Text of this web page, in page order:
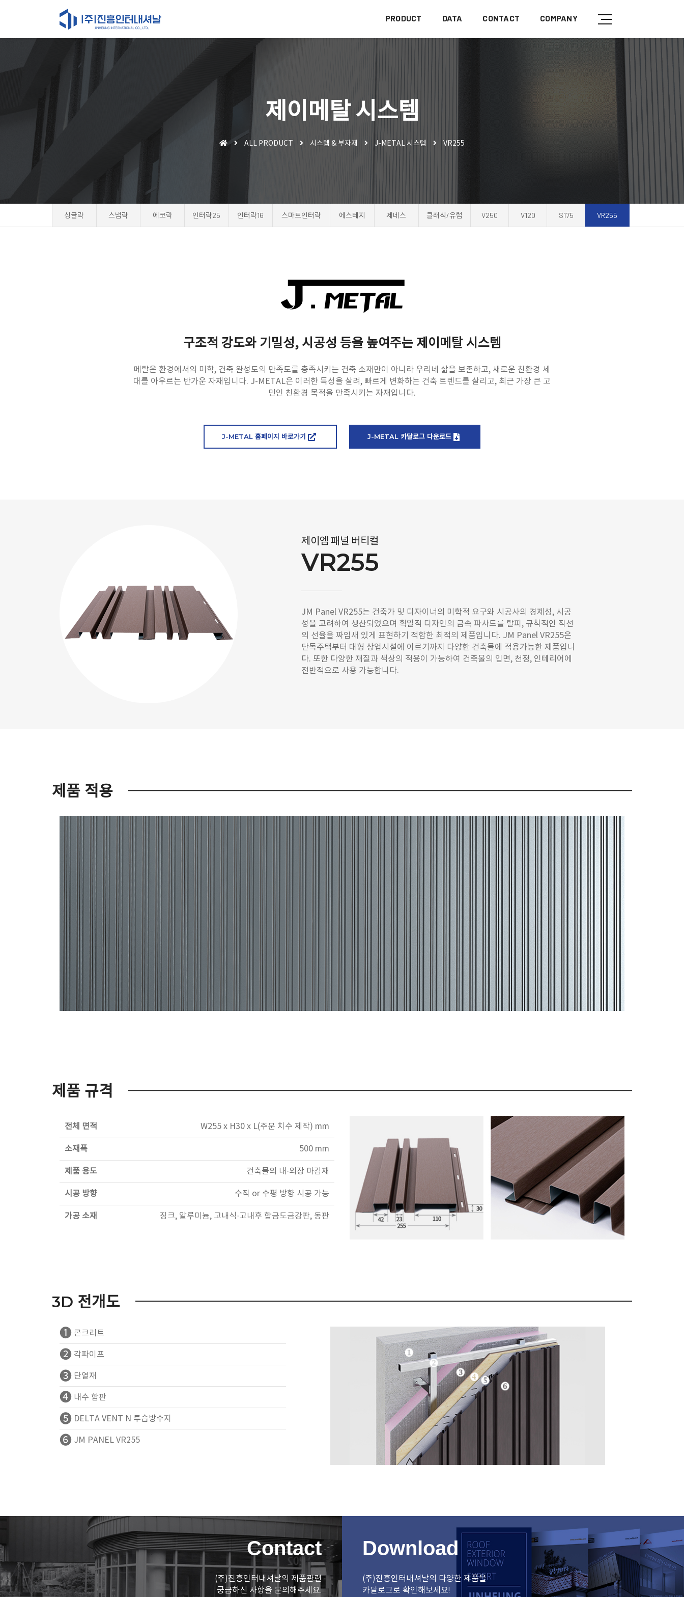
PRODUCT DATA CONTACT COMPANY
제이메탈 시스템
ALL PRODUCT 시스템 & 부자재 J-METAL 시스템 VR255
싱글락 스냅락 에코락 인터락25 인터락16 스마트인터락 에스테지 제네스 클래식/유럽 V250 V120 S175 VR255
구조적 강도와 기밀성, 시공성 등을 높여주는 제이메탈 시스템
메탈은 환경에서의 미학, 건축 완성도의 만족도를 충족시키는 건축 소재만이 아니라 우리네 삶을 보존하고, 새로운 친환경 세
대를 아우르는 반가운 자재입니다. J-METAL은 이러한 특성을 살려, 빠르게 변화하는 건축 트렌드를 살리고, 최근 가장 큰 고
민인 친환경 목적을 만족시키는 자재입니다.
J-METAL 홈페이지 바로가기 J-METAL 카달로그 다운로드
제이엠 패널 버티컬
VR255
JM Panel VR255는 건축가 및 디자이너의 미학적 요구와 시공사의 경제성, 시공
성을 고려하여 생산되었으며 획일적 디자인의 금속 파사드를 탈피, 규칙적인 직선
의 선율을 짜임새 있게 표현하기 적합한 최적의 제품입니다. JM Panel VR255은
단독주택부터 대형 상업시설에 이르기까지 다양한 건축물에 적용가능한 제품입니
다. 또한 다양한 재질과 색상의 적용이 가능하여 건축물의 입면, 천정, 인테리어에
전반적으로 사용 가능합니다.
제품 적용
제품 규격
전체 면적 W255 x H30 x L(주문 치수 제작) mm
소재폭 500 mm
제품 용도 건축물의 내·외장 마감재
시공 방향 수직 or 수평 방향 시공 가능
가공 소재 징크, 알루미늄, 고내식·고내후 합금도금강판, 동판
3D 전개도
❶ 콘크리트
❷ 각파이프
❸ 단열재
❹ 내수 합판
❺ DELTA VENT N 투습방수지
❻ JM PANEL VR255
Contact
(주)진흥인터내셔날의 제품관련
궁금하신 사항을 문의해주세요.
Download
(주)진흥인터내셔날의 다양한 제품을
카달로그로 확인해보세요!